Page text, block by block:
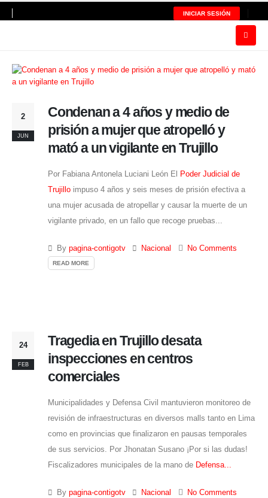
INICIAR SESIÓN
2
JUN
Condenan a 4 años y medio de
prisión a mujer que atropelló y
mató a un vigilante en Trujillo
Por Fabiana Antonela Luciani León El
Poder Judicial de
Trujillo impuso 4 años y seis meses de prisión efectiva a
una mujer acusada de atropellar y causar la muerte de un
vigilante privado, en un fallo que recoge pruebas...
By pagina-contigotv Nacional No Comments
READ MORE
24
FEB
Tragedia en Trujillo desata
inspecciones en centros
comerciales
Municipalidades y Defensa Civil mantuvieron monitoreo de
revisión de infraestructuras en diversos malls tanto en Lima
como en provincias que finalizaron en pausas temporales
de sus servicios. Por Jhonatan Susano ¡Por si las dudas!
Fiscalizadores municipales de la mano de Defensa...
By pagina-contigotv Nacional No Comments